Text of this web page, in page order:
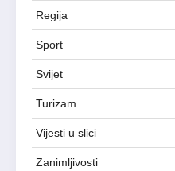
Regija
Sport
Svijet
Turizam
Vijesti u slici
Zanimljivosti